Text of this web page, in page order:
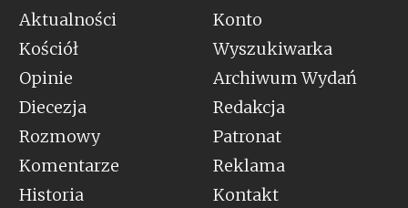
Aktualności
Kościół
Opinie
Diecezja
Rozmowy
Komentarze
Historia
Konto
Wyszukiwarka
Archiwum Wydań
Redakcja
Patronat
Reklama
Kontakt